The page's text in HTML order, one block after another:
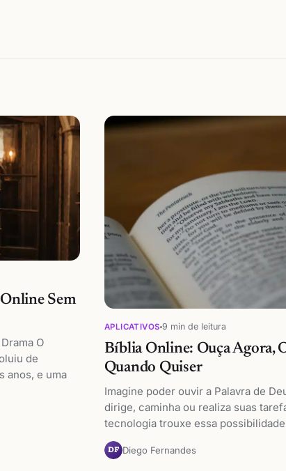
Sem
O
de
anos, e uma
APLICATIVOS 9 min de leitura
Bíblia Online: Ouça Agora,
Quando Quiser
Imagine poder ouvir a Palavra de
dirige, caminha ou realiza suas
tecnologia trouxe essa
DF Diego Fernandes